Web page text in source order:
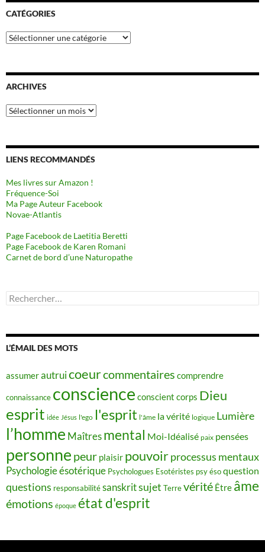
CATÉGORIES
Catégories
ARCHIVES
Archives
LIENS RECOMMANDÉS
Mes livres sur Amazon !
Fréquence-Soi
Ma Page Auteur Facebook
Novae-Atlantis
Page Facebook de Laetitia Beretti
Page Facebook de Karen Romani
Carnet de bord d’une Naturopathe
Rechercher :
L’ÉMAIL DES MOTS
assumerautruicoeurcommentaires comprendre
connaissance conscience conscient corps Dieu
esprit idée Jésus l'ego l'esprit l'âme la vérité logique Lumière
l’homme Maîtres mental Moi-Idéalisé paix pensées
personne peur plaisir pouvoirprocessus mentaux
Psychologie ésotérique Psychologues Esotéristes psy ésoquestion
questions responsabilitésanskritsujet Terrevérité Être âme
émotions époque état d'esprit